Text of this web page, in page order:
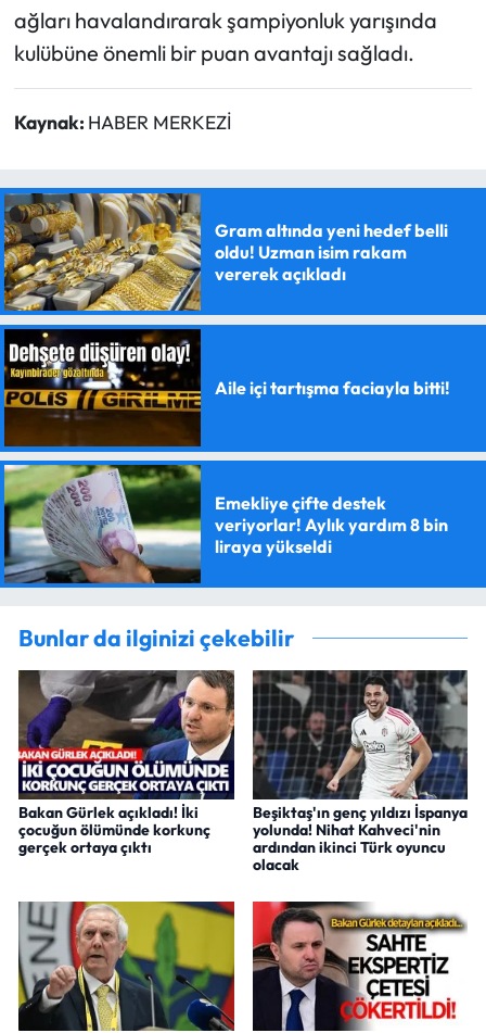
ağları havalandırarak şampiyonluk yarışında
kulübüne önemli bir puan avantajı sağladı.
Kaynak: HABER MERKEZİ
Gram altında yeni hedef belli
oldu! Uzman isim rakam
vererek açıkladı
Aile içi tartışma faciayla bitti!
Emekliye çifte destek
veriyorlar! Aylık yardım 8 bin
liraya yükseldi
Bunlar da ilginizi çekebilir
Bakan Gürlek açıkladı! İki
çocuğun ölümünde korkunç
gerçek ortaya çıktı
Beşiktaş'ın genç yıldızı İspanya
yolunda! Nihat Kahveci'nin
ardından ikinci Türk oyuncu
olacak